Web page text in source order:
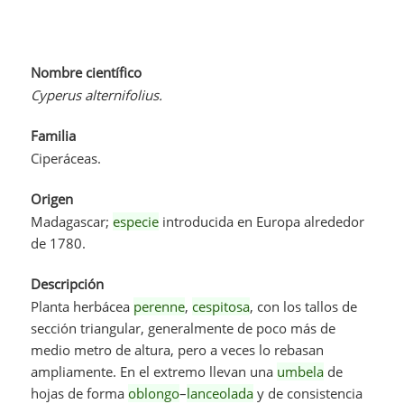
Nombre científico
Cyperus alternifolius.
Familia
Ciperáceas.
Origen
Madagascar;especie introducida en Europa alrededor
de 1780.
Descripción
Planta herbácea perenne, cespitosa, con los tallos de
sección triangular, generalmente de poco más de
medio metro de altura, pero a veces lo rebasan
ampliamente. En el extremo llevan una umbela de
hojas de formaoblongo–lanceolada y de consistencia